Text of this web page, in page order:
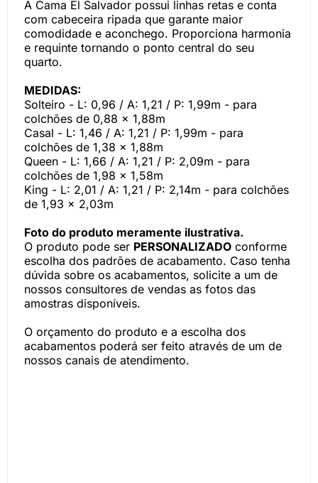
A Cama El Salvador possui linhas retas e conta
com cabeceira ripada que garante maior
comodidade e aconchego. Proporciona harmonia
e requinte tornando o ponto central do seu
quarto.
MEDIDAS:
Solteiro - L: 0,96 / A: 1,21 / P: 1,99m - para
colchões de 0,88 x 1,88m
Casal - L: 1,46 / A: 1,21 / P: 1,99m - para
colchões de 1,38 x 1,88m
Queen - L: 1,66 / A: 1,21 / P: 2,09m - para
colchões de 1,98 x 1,58m
King - L: 2,01 / A: 1,21 / P: 2,14m - para colchões
de 1,93 x 2,03m
Foto do produto meramente ilustrativa.
O produto pode ser PERSONALIZADO conforme
escolha dos padrões de acabamento. Caso tenha
dúvida sobre os acabamentos, solicite a um de
nossos consultores de vendas as fotos das
amostras disponíveis.
O orçamento do produto e a escolha dos
acabamentos poderá ser feito através de um de
nossos canais de atendimento.